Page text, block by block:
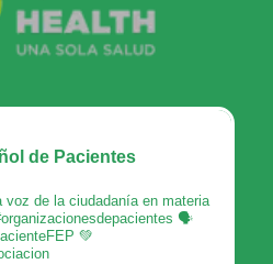
de Pacientes
de la ciudadanía en materia
🗣
💚